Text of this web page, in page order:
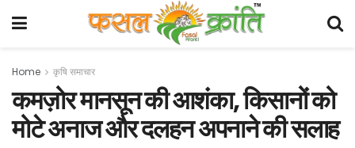
Home कृषि समाचार
कमज़ोर मानसून की आशंका, किसानों को
मोटे अनाज और दलहन अपनाने की सलाह